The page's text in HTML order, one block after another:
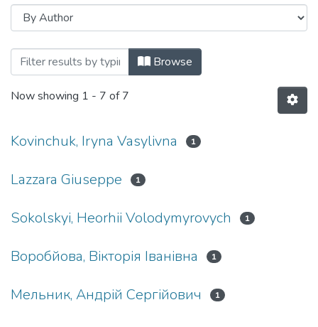
Browsing Дисертації (ФХ) by Author
Browse
Now showing 1 - 7 of 7
Kovinchuk, Iryna Vasylivna 1
Lazzara Giuseppe 1
Sokolskyi, Heorhii Volodymyrovych 1
Воробйова, Вікторія Іванівна 1
Мельник, Андрій Сергійович 1